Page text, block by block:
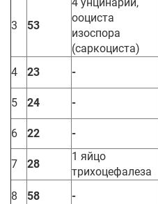
3 53
ооциста
изоспора
(саркоциста)
4 23 -
5 24 -
6 22 -
7 28
1 яйцо
трихоцефалеза
8
58 -